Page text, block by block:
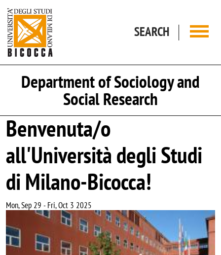
SEARCH
Department of Sociology and
Social Research
Benvenuta/o
all'Università degli Studi
di Milano-Bicocca!
Mon, Sep 29 -Fri, Oct 3 2025